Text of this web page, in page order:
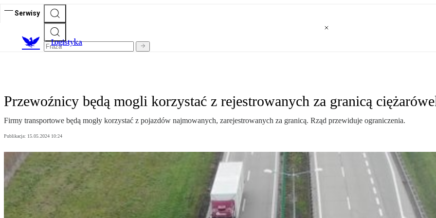
Serwisy
Logistyka
Przewoźnicy będą mogli korzystać z rejestrowanych za granicą
Firmy transportowe będą mogły korzystać z pojazdów najmowanych, zarejestrowanych za granicą. Rząd przewiduje ograniczenia.
Publikacja: 15.05.2024 10:24